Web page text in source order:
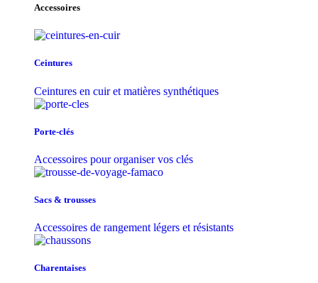
Accessoires
Ceintures
Ceintures en cuir et matières synthétiques
Porte-clés
Accessoires pour organiser vos clés
Sacs & trousse​s
Accessoires de rangement légers et résistants
Charentaises